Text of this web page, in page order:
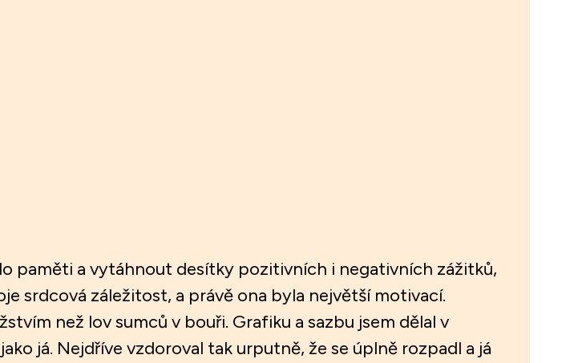
paměti a vytáhnout desítky pozitivních i negativních zážitků,
srdcová záležitost, a právě ona byla největší motivací.
než lov sumců v bouři. Grafiku a sazbu jsem dělal v
já. Nejdříve vzdoroval tak urputně, že se úplně rozpadl a já